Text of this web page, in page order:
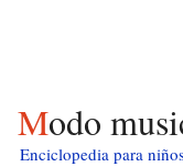
Modo
Enciclopedia para